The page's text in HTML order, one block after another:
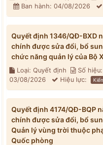
Ban hành: 04/08/2026
Quyết định 1346/QĐ-BXD
chính được sửa đổi, bổ
chức năng quản lý của Bộ
Loại: Quyết định Số
03/08/2026
Hiệu lực:
Quyết định 4174/QĐ-BQP
chính được sửa đổi, bổ
Quản lý vùng trời thuộc
Quốc phòng